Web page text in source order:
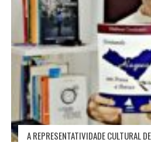
A REPRESENTATIVIDADE CULTURAL